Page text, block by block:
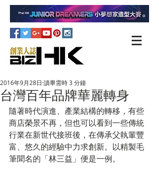
台灣百年品牌華麗轉身
2016年9月28日 讀畢需時 3 分鐘
隨著時代演進、產業結構的轉移，有些
商店榮景不再，但也可以看到一些傳統
行業在新世代接班後，在傳承父執輩豐
富、悠久的經驗中力求創新。以精製毛
筆聞名的「林三益」便是一例。